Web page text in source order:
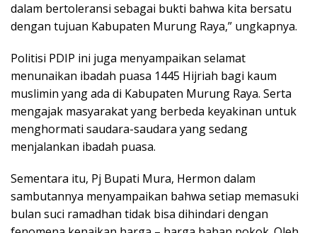
dalam bertoleransi sebagai bukti bahwa kita bersatu
dengan tujuan Kabupaten Murung Raya,” ungkapnya.
Politisi PDIP ini juga menyampaikan selamat
menunaikan ibadah puasa 1445 Hijriah bagi kaum
muslimin yang ada di Kabupaten Murung Raya. Serta
mengajak masyarakat yang berbeda keyakinan untuk
menghormati saudara-saudara yang sedang
menjalankan ibadah puasa.
Sementara itu, Pj Bupati Mura, Hermon dalam
sambutannya menyampaikan bahwa setiap memasuki
bulan suci ramadhan tidak bisa dihindari dengan